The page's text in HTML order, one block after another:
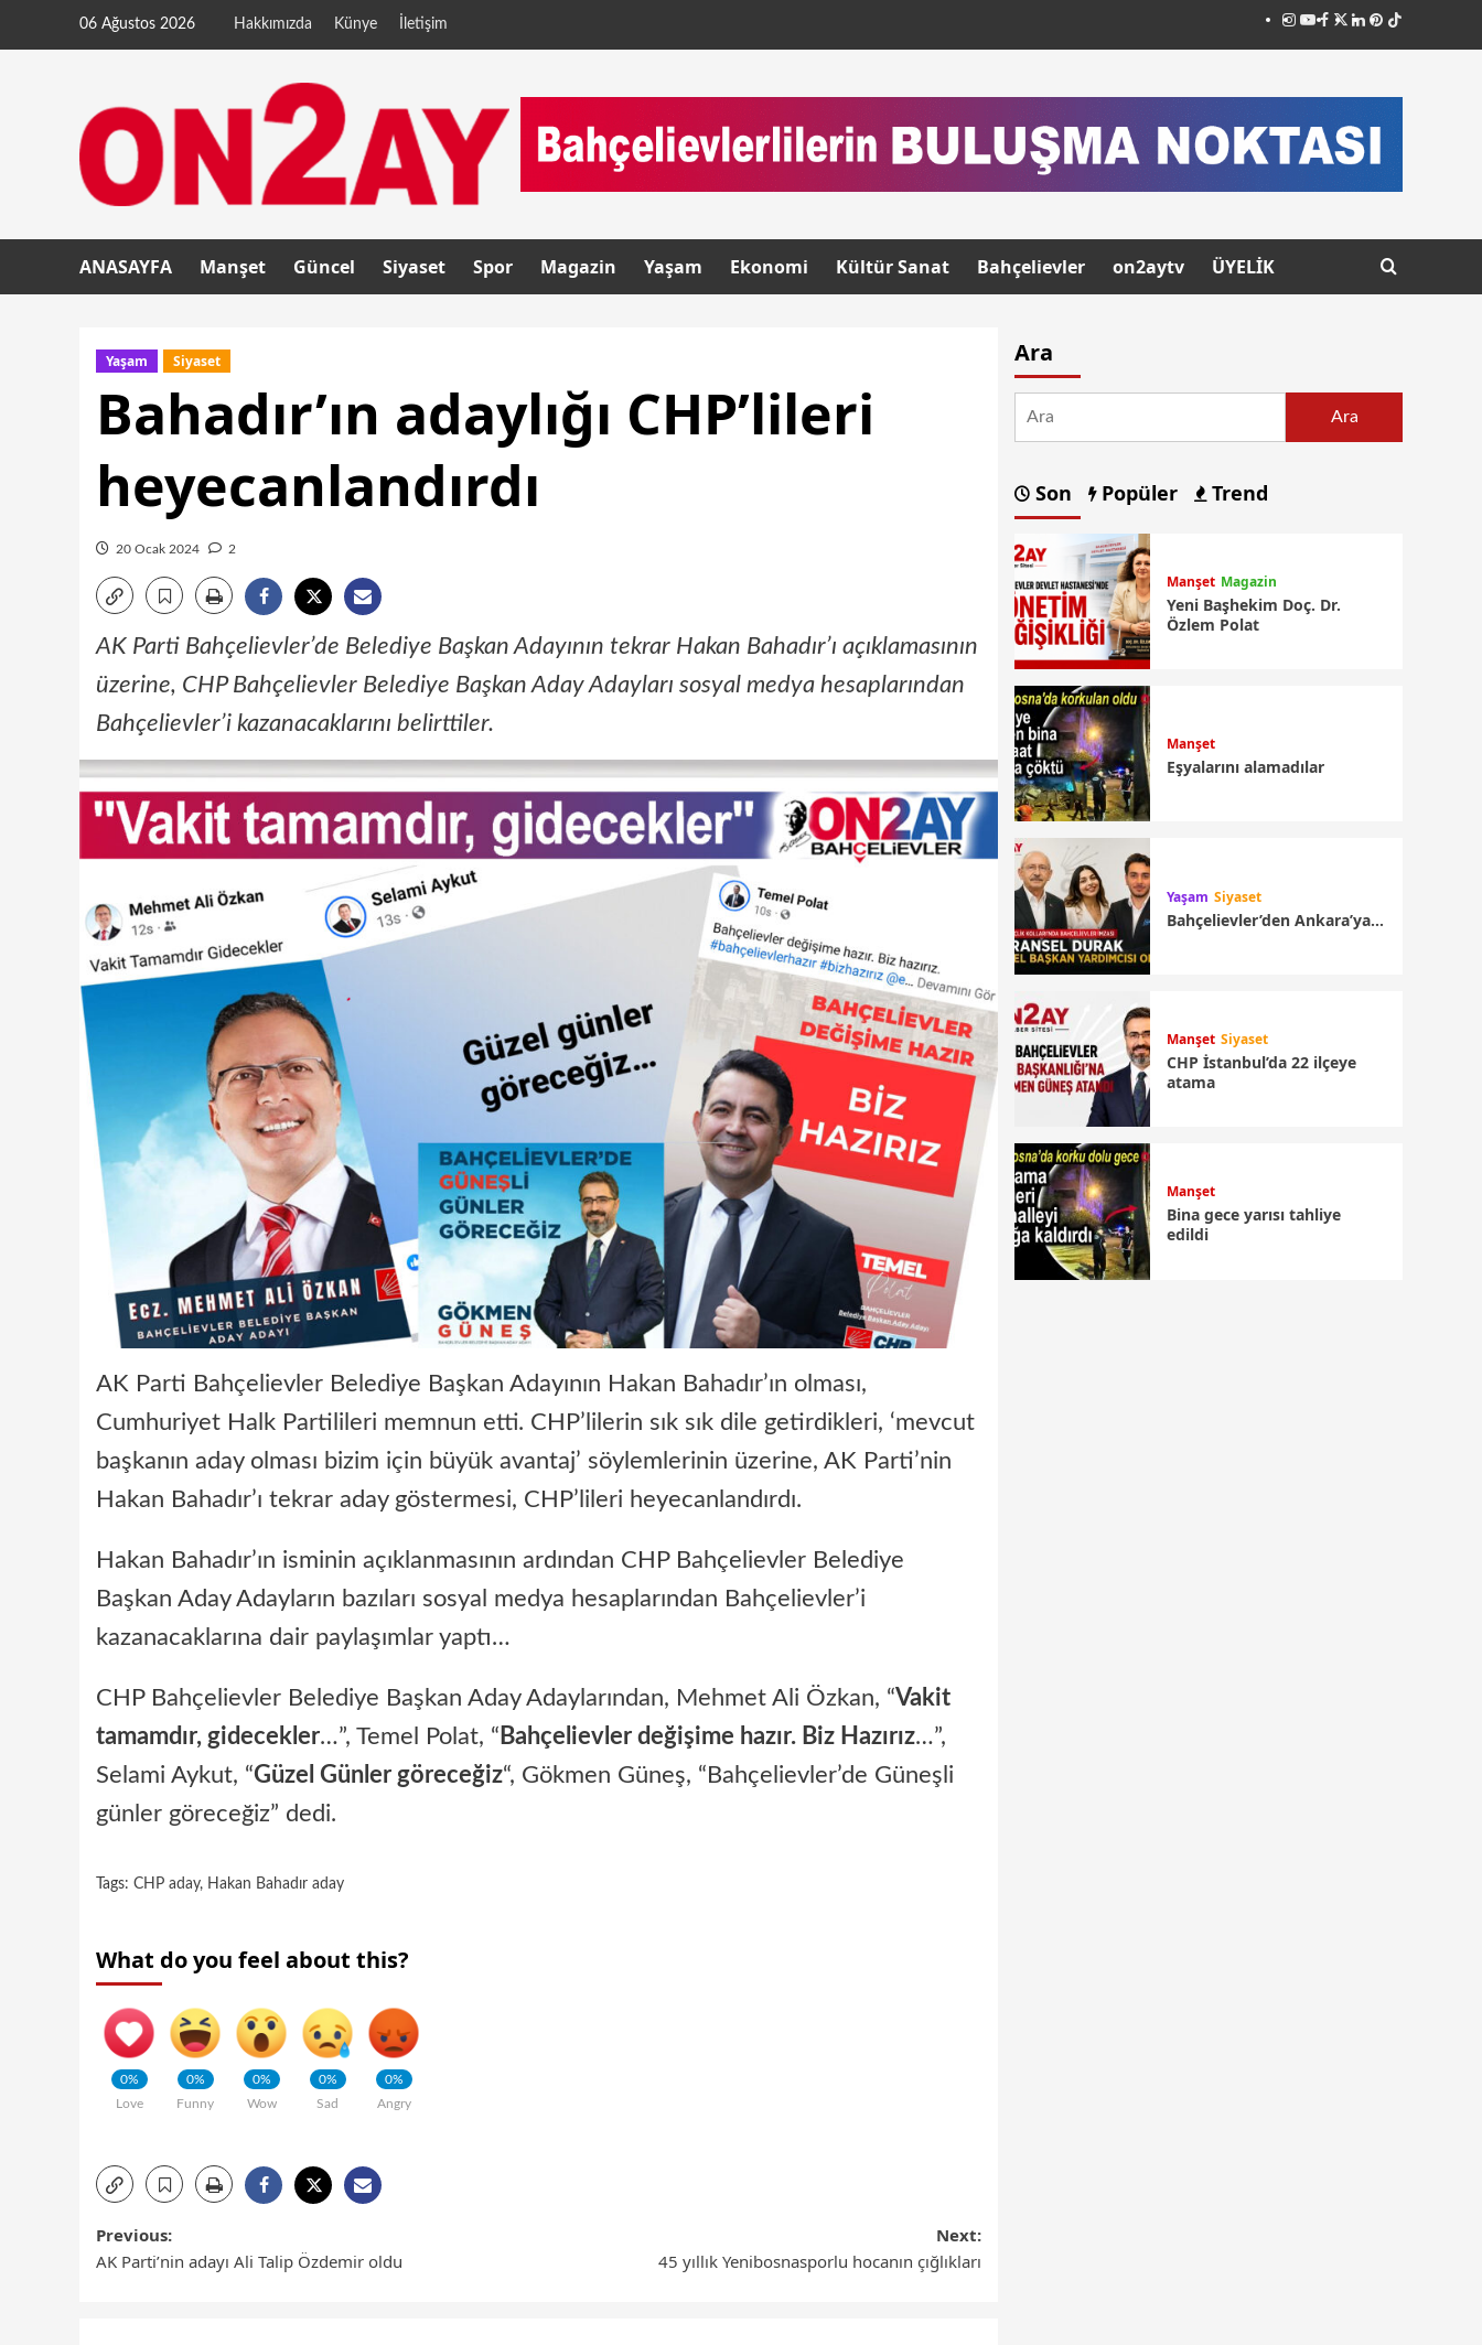
06 Ağustos 2026 Hakkımızda Künye İletişim
ANASAYFA Manşet Güncel Siyaset Spor Magazin Yaşam Ekonomi Kültür Sanat Bahçelievler on2aytv ÜYELİK
Yaşam Siyaset
Bahadır’ın adaylığı CHP’lileri
heyecanlandırdı
20 Ocak 2024 2
AK Parti Bahçelievler’de Belediye Başkan Adayının tekrar Hakan Bahadır’ı açıklamasının
üzerine, CHP Bahçelievler Belediye Başkan Aday Adayları sosyal medya hesaplarından
Bahçelievler’i kazanacaklarını belirttiler.
AK Parti Bahçelievler Belediye Başkan Adayının Hakan Bahadır’ın olması,
Cumhuriyet Halk Partilileri memnun etti. CHP’lilerin sık sık dile getirdikleri, ‘mevcut
başkanın aday olması bizim için büyük avantaj’ söylemlerinin üzerine, AK Parti’nin
Hakan Bahadır’ı tekrar aday göstermesi, CHP’lileri heyecanlandırdı.
Hakan Bahadır’ın isminin açıklanmasının ardından CHP Bahçelievler Belediye
Başkan Aday Adayların bazıları sosyal medya hesaplarından Bahçelievler’i
kazanacaklarına dair paylaşımlar yaptı…
CHP Bahçelievler Belediye Başkan Aday Adaylarından, Mehmet Ali Özkan, “Vakit
tamamdır, gidecekler…”, Temel Polat, “ Bahçelievler değişime hazır. Biz Hazırız…”,
Selami Aykut, “Güzel Günler göreceğiz“, Gökmen Güneş, “Bahçelievler’de Güneşli
günler göreceğiz” dedi.
Tags: CHP aday, Hakan Bahadır aday
What do you feel about this?
0%
Love
0%
Funny
0%
Wow
0%
Sad
0%
Angry
Previous:
AK Parti’nin adayı Ali Talip Özdemir oldu
Next:
45 yıllık Yenibosnasporlu hocanın çığlıkları
Ara
Ara
Son Popüler Trend
Manşet Magazin
Yeni Başhekim Doç. Dr.
Özlem Polat
Manşet
Eşyalarını alamadılar
Yaşam Siyaset
Bahçelievler’den Ankara’ya…
Manşet Siyaset
CHP İstanbul’da 22 ilçeye
atama
Manşet
Bina gece yarısı tahliye
edildi